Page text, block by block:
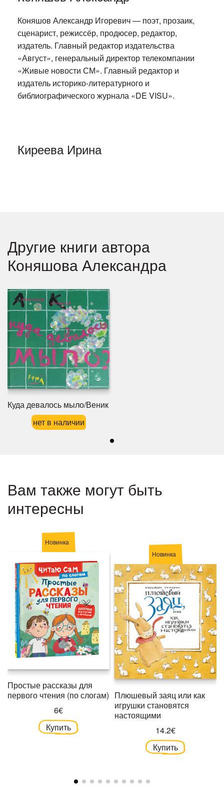
Коняшов Александр Игоревич — поэт, прозаик,
сценарист, режиссёр, продюсер, редактор,
издатель. Главный редактор издательства
«Август», генеральный директор телекомпании
«Живые новости СМ». Главный редактор и
издатель историко-литературного и
библиографического журнала «DE VISU».
Киреева Ирина
Другие книги автора
Коняшова Александра
Куда девалось мыло/Веник
нет в наличии
Вам также могут быть
интересны
Новинка
Простые рассказы для
первого чтения (по слогам)
6€
Купить
Новинка
Плюшевый заяц или как
игрушки становятся
настоящими
14.2€
Купить